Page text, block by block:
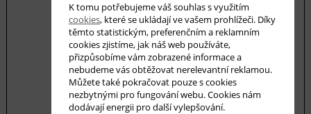
Váš dotaz
K tomu potřebujeme váš souhlas s využitím
cookies, které se ukládají ve vašem prohlížeči. Díky
těmto statistickým, preferenčním a reklamním
cookies zjistíme, jak náš web používáte,
přizpůsobíme vám zobrazené informace a
nebudeme vás obtěžovat nerelevantní reklamou.
Můžete také pokračovat pouze s cookies
nezbytnými pro fungování webu. Cookies nám
dodávají energii pro další vylepšování.